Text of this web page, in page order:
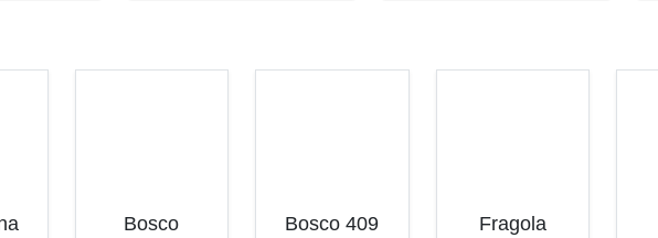
Bosco
Bosco 409
Fragola